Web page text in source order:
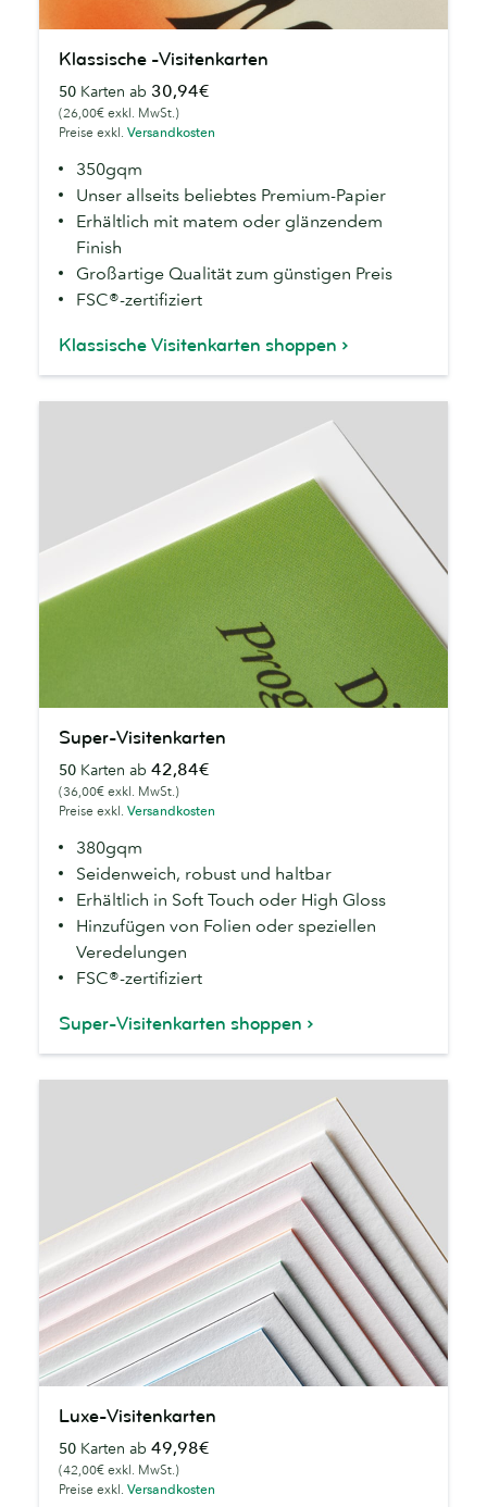
Visitenkarten
Klassische -Visitenkarten
50 Karten ab 30,94€
(26,00€ exkl. MwSt.)
Preise exkl. Versandkosten
350gqm
Unser allseits beliebtes Premium-Papier
Erhältlich mit matem oder glänzendem
Finish
Großartige Qualität zum günstigen Preis
FSC®-zertifiziert
Klassische Visitenkarten shoppen
Visitenkarten
Super-Visitenkarten
50 Karten ab 42,84€
(36,00€ exkl. MwSt.)
Preise exkl. Versandkosten
380gqm
Seidenweich, robust und haltbar
Erhältlich in Soft Touch oder High Gloss
Hinzufügen von Folien oder speziellen
Veredelungen
FSC®-zertifiziert
Super-Visitenkarten shoppen
Visitenkarten
Luxe-Visitenkarten
50 Karten ab 49,98€
(42,00€ exkl. MwSt.)
Preise exkl. Versandkosten